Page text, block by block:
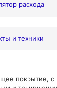
расхода
и техники
покрытие, с